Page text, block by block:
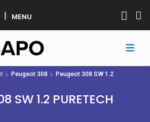
MENU
Peugeot 308
Peugeot 308 SW 1.2
SW 1.2 PURETECH